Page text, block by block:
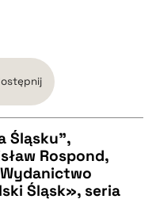
Śląsku",
Rospond,
Śląsk», seria